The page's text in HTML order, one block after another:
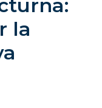
la